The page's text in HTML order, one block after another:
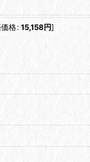
格: 15,158 円]